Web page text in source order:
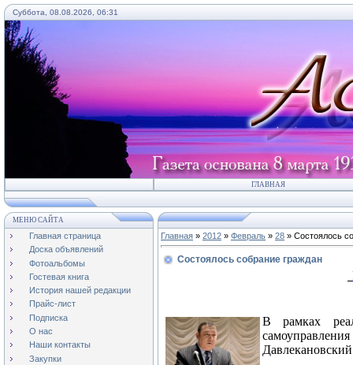
Суббота, 08.08.2026, 06:31
ГЛАВНАЯ
МЕНЮ САЙТА
Главная страница
Доска объявлений
Фотоальбомы
Гостевая книга
История нашей редакции
Прайс-лист
Подписка
О нас
Наши контакты
Закупки
Главная » 2012 » Февраль » 28 » Состоялось
Состоялось собрание граждан
В рамках